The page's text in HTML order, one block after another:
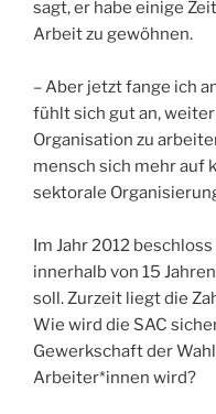
sagt, er habe einige
Arbeit zu gewöhnen.
– Aber jetzt fange ich
fühlt sich gut an,
Organisation zu
mensch sich mehr auf
sektorale
Im Jahr 2012
innerhalb von 15
soll. Zurzeit liegt die
Wie wird die SAC
Gewerkschaft der
Arbeiter*innen wird?